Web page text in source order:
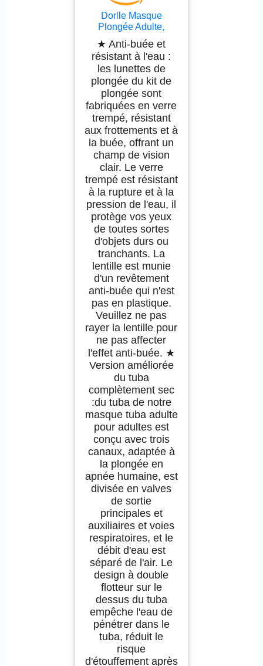
Dorlle Masque
Plongée Adulte,
Masque Tuba est en
Verre Trempé,
Masque de Plongée
Anti buée et étanche,
Masque Snorkeling
équipé d'un Tube de
Respiration sèche de
Haute Qualité à 3
Canaux Unisexe
★ Anti-buée et
résistant à l'eau :
les lunettes de
plongée du kit de
plongée sont
fabriquées en verre
trempé, résistant
aux frottements et à
la buée, offrant un
champ de vision
clair. Le verre
trempé est résistant
à la rupture et à la
pression de l'eau, il
protège vos yeux
de toutes sortes
d'objets durs ou
tranchants. La
lentille est munie
d'un revêtement
anti-buée qui n'est
pas en plastique.
Veuillez ne pas
rayer la lentille pour
ne pas affecter
l'effet anti-buée. ★
Version améliorée
du tuba
complètement sec
:du tuba de notre
masque tuba adulte
pour adultes est
conçu avec trois
canaux, adaptée à
la plongée en
apnée humaine, est
divisée en valves
de sortie
principales et
auxiliaires et voies
respiratoires, et le
débit d'eau est
séparé de l'air. Le
design à double
flotteur sur le
dessus du tuba
empêche l'eau de
pénétrer dans le
tuba, réduit le
risque
d'étouffement après